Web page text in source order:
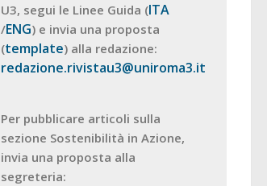
U3, segui le Linee Guida (ITA
/ENG) e invia una proposta
(template) alla redazione:
redazione.rivistau3@uniroma3.it
Per pubblicare articoli sulla
sezione Sostenibilità in Azione,
invia una proposta alla
segreteria: